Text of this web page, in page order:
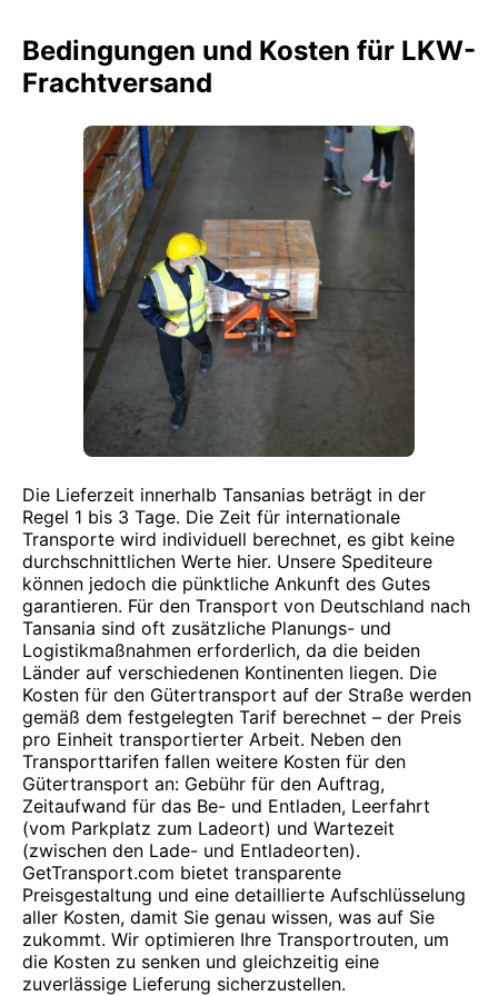
Bedingungen und Kosten für LKW-
Frachtversand
Die Lieferzeit innerhalb Tansanias beträgt in der
Regel 1 bis 3 Tage. Die Zeit für internationale
Transporte wird individuell berechnet, es gibt keine
durchschnittlichen Werte hier. Unsere Spediteure
können jedoch die pünktliche Ankunft des Gutes
garantieren. Für den Transport von Deutschland nach
Tansania sind oft zusätzliche Planungs- und
Logistikmaßnahmen erforderlich, da die beiden
Länder auf verschiedenen Kontinenten liegen. Die
Kosten für den Gütertransport auf der Straße werden
gemäß dem festgelegten Tarif berechnet – der Preis
pro Einheit transportierter Arbeit. Neben den
Transporttarifen fallen weitere Kosten für den
Gütertransport an: Gebühr für den Auftrag,
Zeitaufwand für das Be- und Entladen, Leerfahrt
(vom Parkplatz zum Ladeort) und Wartezeit
(zwischen den Lade- und Entladeorten).
GetTransport.com bietet transparente
Preisgestaltung und eine detaillierte Aufschlüsselung
aller Kosten, damit Sie genau wissen, was auf Sie
zukommt. Wir optimieren Ihre Transportrouten, um
die Kosten zu senken und gleichzeitig eine
zuverlässige Lieferung sicherzustellen.